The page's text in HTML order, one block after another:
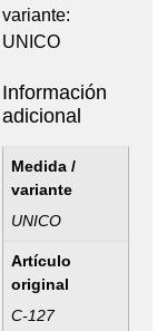
variante:
UNICO
Información
adicional
Medida /
variante
UNICO
Artículo
original
C-127